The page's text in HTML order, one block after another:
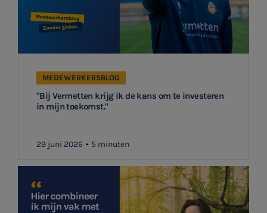
"Bij Vermetten krijg ik de kans om te investeren
in mijn toekomst."
MEDEWERKERSBLOG
29 juni 2026 5 minuten